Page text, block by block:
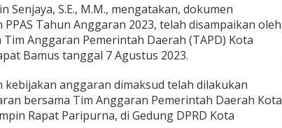
Senjaya, S.E., M.M., mengatakan, dokumen
PPAS Tahun Anggaran 2023, telah disampaikan oleh
Anggaran Pemerintah Daerah (TAPD) Kota
Bamus tanggal 7 Agustus 2023.
kebijakan anggaran dimaksud telah dilakukan
bersama Tim Anggaran Pemerintah Daerah Kota
Rapat Paripurna, di Gedung DPRD Kota